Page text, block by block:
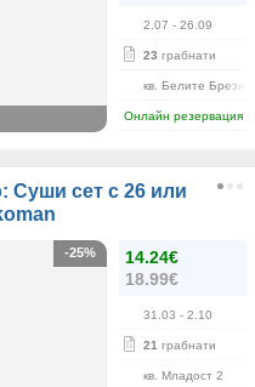
2.07 - 26.09
23 грабнати
кв. Белите Брези
Онлайн резервация
Суши сет с 26 или
14.24€
18.99€
31.03 - 2.10
21 грабнати
кв. Младост 2
-25%